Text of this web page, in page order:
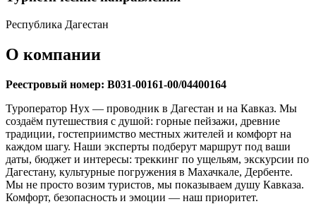
Республика Дагестан
О компании
Реестровый номер: В031-00161-00/04400164
Туроператор Нух — проводник в Дагестан и на Кавказ. Мы
создаём путешествия с душой: горные пейзажи, древние
традиции, гостеприимство местных жителей и комфорт на
каждом шагу. Наши эксперты подберут маршрут под ваши
даты, бюджет и интересы: треккинг по ущельям, экскурсии по
Дагестану, культурные погружения в Махачкале, Дербенте.
Мы не просто возим туристов, мы показываем душу Кавказа.
Комфорт, безопасность и эмоции — наш приоритет.